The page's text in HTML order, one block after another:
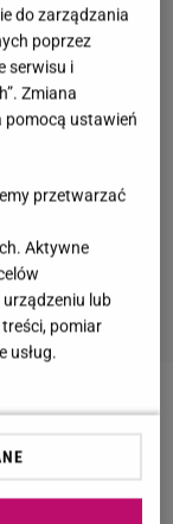
cyrk na
3]
do zarządzania
poprzez
serwisu i
Zmiana
pomocą ustawień
przetwarzać
Aktywne
lub
pomiar
usług.